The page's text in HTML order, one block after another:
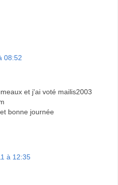
08:52
et j'ai voté mailis2003
bonne journée
à 12:35